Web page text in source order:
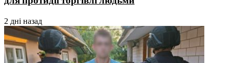
2 дні назад